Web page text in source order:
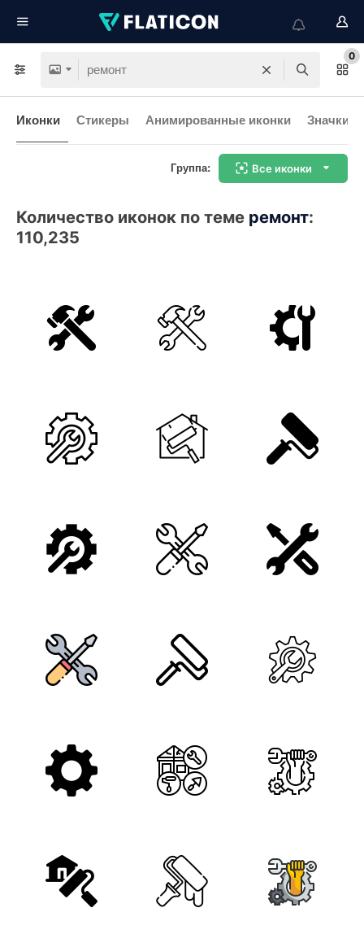
0
Иконки Стикеры Анимированные иконки Значки
Группа: Все иконки
Количество иконок по теме ремонт:
110,235